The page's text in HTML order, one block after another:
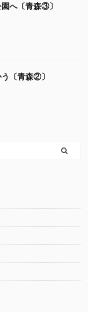
へ〔青森③〕
〔青森②〕